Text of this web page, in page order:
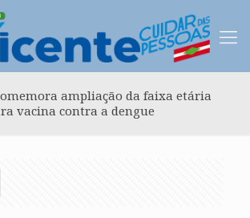
ampliação da faixa etária
vacina contra a dengue